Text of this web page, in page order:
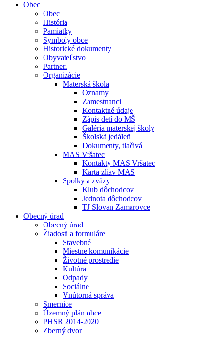
Obec
Obec
História
Pamiatky
Symboly obce
Historické dokumenty
Obyvateľstvo
Partneri
Organizácie
Materská škola
Oznamy
Zamestnanci
Kontaktné údaje
Zápis detí do MŠ
Galéria materskej školy
Školská jedáleň
Dokumenty, tlačivá
MAS Vršatec
Kontakty MAS Vršatec
Karta zliav MAS
Spolky a zväzy
Klub dôchodcov
Jednota dôchodcov
TJ Slovan Zamarovce
Obecný úrad
Obecný úrad
Žiadosti a formuláre
Stavebné
Miestne komunikácie
Životné prostredie
Kultúra
Odpady
Sociálne
Vnútorná správa
Smernice
Územný plán obce
PHSR 2014-2020
Zberný dvor